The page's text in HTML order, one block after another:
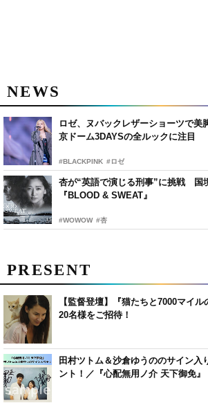
NEWS
ロゼ、ヌバックレザーショーツで
京ドーム3DAYSの全ルックに注目
#BLACKPINK #ロゼ
杏が“英語で演じる刑事”に挑戦 国
『BLOOD & SWEAT』
#WOWOW #杏
PRESENT
【監督登壇】『猫たちと7000マイ
20名様をご招待！
田村ツトム＆沙倉ゆうののサイン入
ント！／『心配無用ノ介 天下御免』